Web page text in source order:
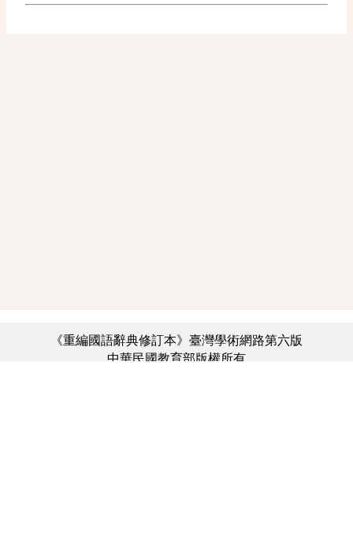
《重編國語辭典修訂本》臺灣學術網路第六版
中華民國教育部版權所有